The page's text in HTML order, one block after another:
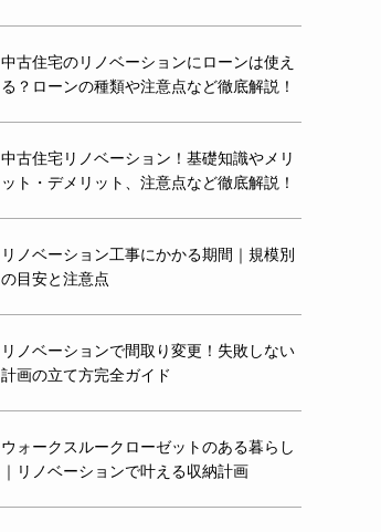
中古住宅のリノベーションにローンは使え
る？ローンの種類や注意点など徹底解説！
中古住宅リノベーション！基礎知識やメリ
ット・デメリット、注意点など徹底解説！
リノベーション工事にかかる期間｜規模別
の目安と注意点
リノベーションで間取り変更！失敗しない
計画の立て方完全ガイド
ウォークスルークローゼットのある暮らし
｜リノベーションで叶える収納計画